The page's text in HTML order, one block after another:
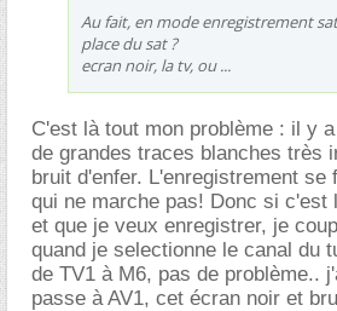
Au fait, en mode enregistrement
place du sat ?
ecran noir, la tv, ou ...
C'est là tout mon problème : il y
de grandes traces blanches très
bruit d'enfer. L'enregistrement
qui ne marche pas! Donc si c'est
et que je veux enregistrer, je
quand je selectionne le canal du
de TV1 à M6, pas de problème..
passe à AV1, cet écran noir et